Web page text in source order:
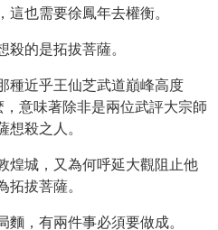
這也需要徐鳳年去權衡。
殺的是拓拔菩薩。
種近乎王仙芝武道巔峰高度
，意味著除非是兩位武評大宗師
想殺之人。
煌城，又為何呼延大觀阻止他
拓拔菩薩。
麵，有兩件事必須要做成。